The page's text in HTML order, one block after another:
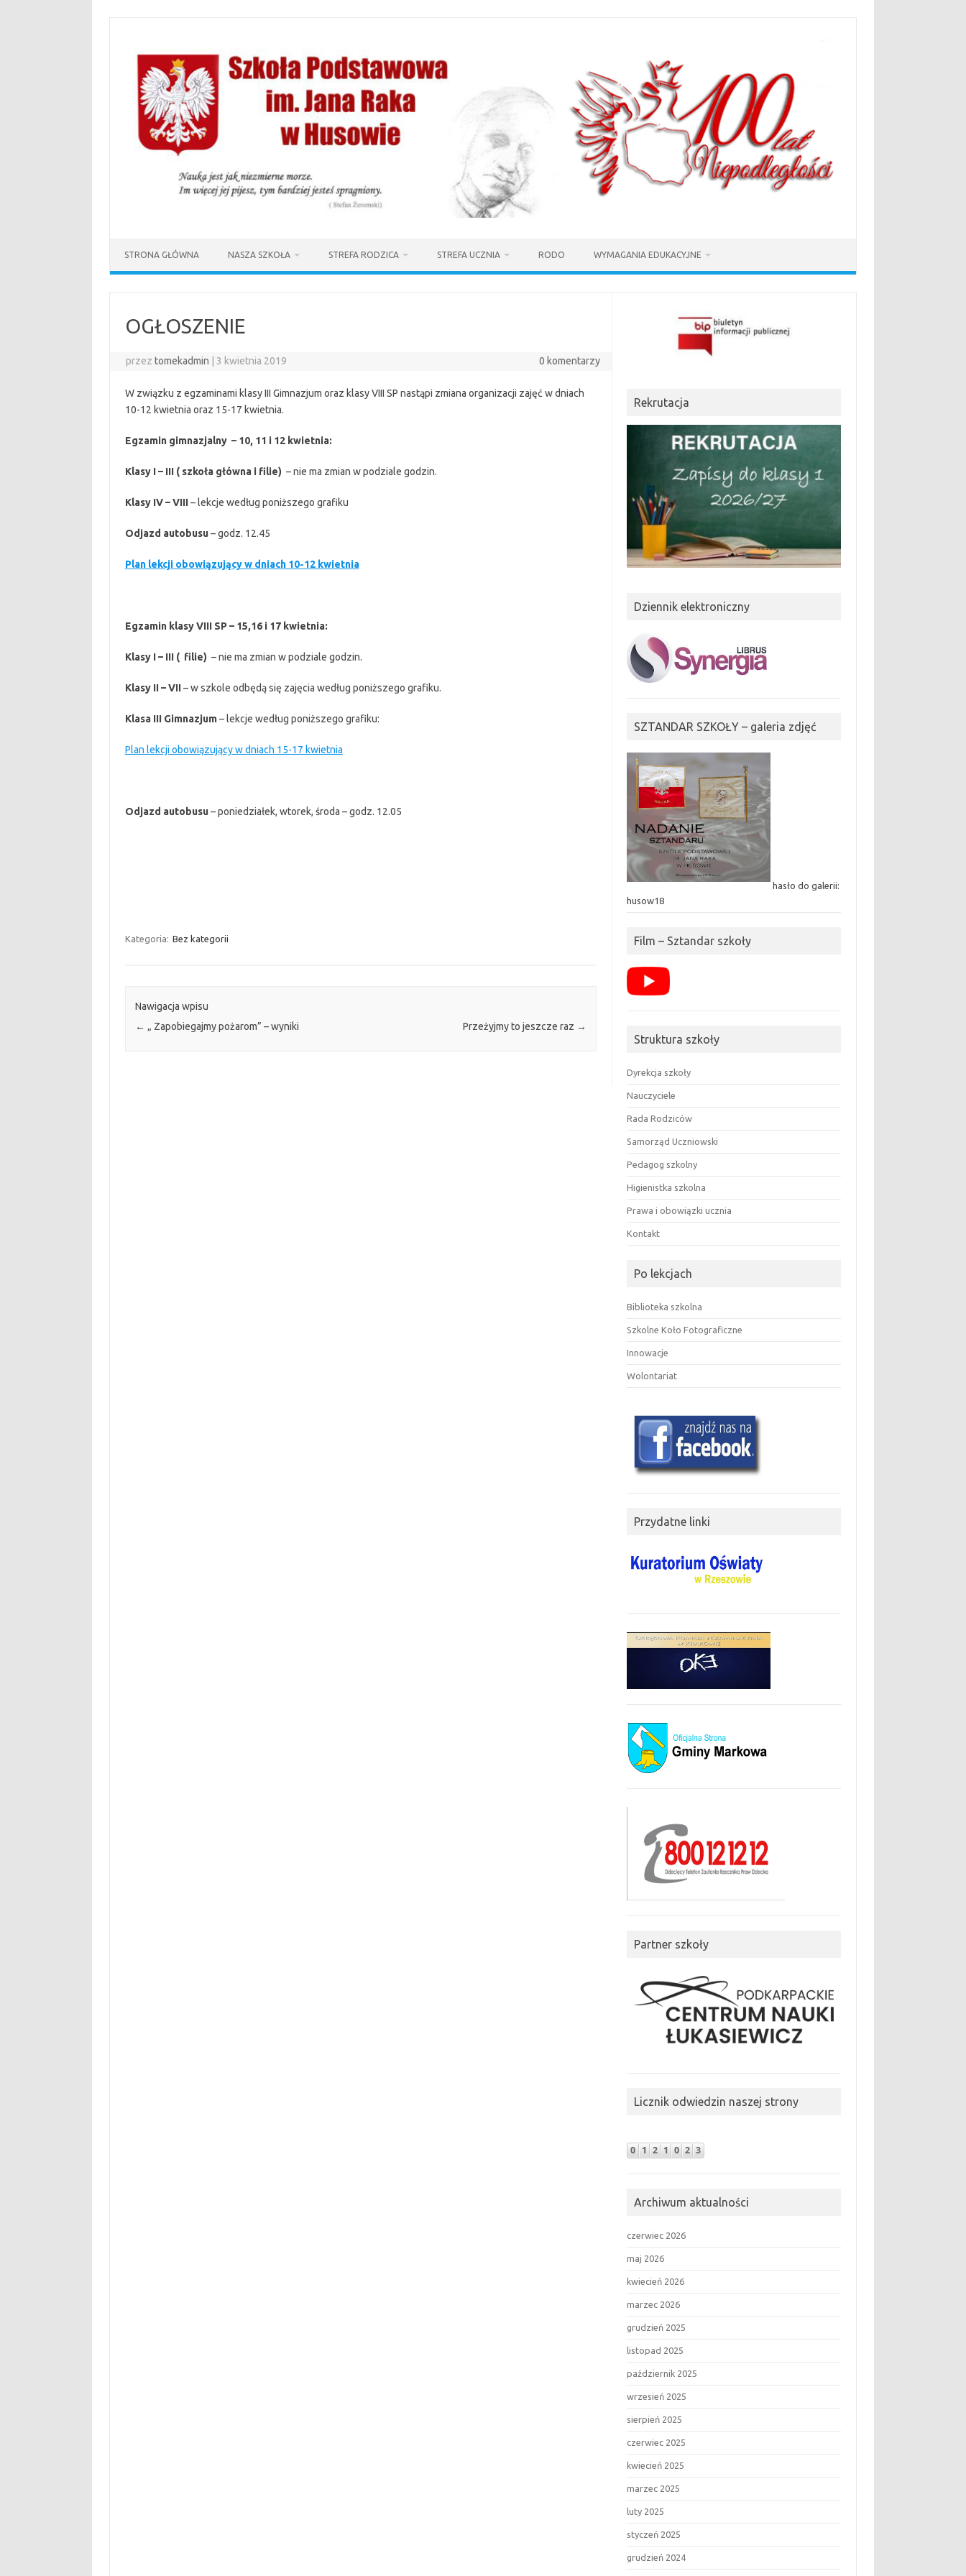
STRONA GŁÓWNA NASZA SZKOŁA STREFA RODZICA STREFA UCZNIA RODO WYMAGANIA EDUKACYJNE
OGŁOSZENIE
przeztomekadmin 3 kwietnia 2019 0 komentarzy
W związku z egzaminami klasy III Gimnazjum oraz klasy VIII SP nastąpi zmiana organizacji zajęć w dniach
10-12 kwietnia oraz 15-17 kwietnia.
Egzamin gimnazjalny – 10, 11 i 12 kwietnia:
Klasy I – III ( szkoła główna i filie) – nie ma zmian w podziale godzin.
Klasy IV – VIII– lekcje według poniższego grafiku
Odjazd autobusu– godz. 12.45
Plan lekcji obowiązujący w dniach 10-12 kwietnia
Egzamin klasy VIII SP – 15,16 i 17 kwietnia:
Klasy I – III ( filie) – nie ma zmian w podziale godzin.
Klasy II – VII– w szkole odbędą się zajęcia według poniższego grafiku.
Klasa III Gimnazjum– lekcje według poniższego grafiku:
Plan lekcji obowiązujący w dniach 15-17 kwietnia
Odjazd autobusu– poniedziałek, wtorek, środa – godz. 12.05
Kategoria: Bez kategorii
Nawigacja wpisu
← „ Zapobiegajmy pożarom” – wyniki Przeżyjmy to jeszcze raz →
Rekrutacja
Dziennik elektroniczny
SZTANDAR SZKOŁY – galeria zdjęć
hasło do galerii:
husow18
Film – Sztandar szkoły
Struktura szkoły
Dyrekcja szkoły
Nauczyciele
Rada Rodziców
Samorząd Uczniowski
Pedagog szkolny
Higienistka szkolna
Prawa i obowiązki ucznia
Kontakt
Po lekcjach
Biblioteka szkolna
Szkolne Koło Fotograficzne
Innowacje
Wolontariat
Przydatne linki
Partner szkoły
Licznik odwiedzin naszej strony
Archiwum aktualności
czerwiec 2026
maj 2026
kwiecień 2026
marzec 2026
grudzień 2025
listopad 2025
październik 2025
wrzesień 2025
sierpień 2025
czerwiec 2025
kwiecień 2025
marzec 2025
luty 2025
styczeń 2025
grudzień 2024